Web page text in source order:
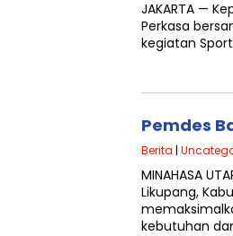
JAKARTA —
Perkasa
kegiatan
Pemdes
Berita |
MINAHASA
Likupang,
kebutuhan